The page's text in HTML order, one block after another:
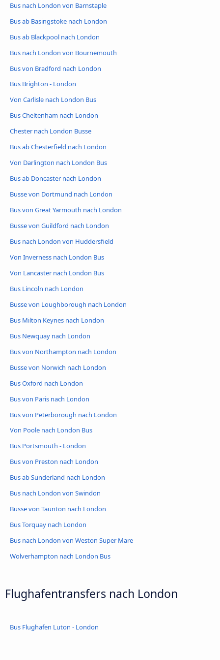
Bus nach London von Barnstaple
Bus ab Basingstoke nach London
Bus ab Blackpool nach London
Bus nach London von Bournemouth
Bus von Bradford nach London
Bus Brighton - London
Von Carlisle nach London Bus
Bus Cheltenham nach London
Chester nach London Busse
Bus ab Chesterfield nach London
Von Darlington nach London Bus
Bus ab Doncaster nach London
Busse von Dortmund nach London
Bus von Great Yarmouth nach London
Busse von Guildford nach London
Bus nach London von Huddersfield
Von Inverness nach London Bus
Von Lancaster nach London Bus
Bus Lincoln nach London
Busse von Loughborough nach London
Bus Milton Keynes nach London
Bus Newquay nach London
Bus von Northampton nach London
Busse von Norwich nach London
Bus Oxford nach London
Bus von Paris nach London
Bus von Peterborough nach London
Von Poole nach London Bus
Bus Portsmouth - London
Bus von Preston nach London
Bus ab Sunderland nach London
Bus nach London von Swindon
Busse von Taunton nach London
Bus Torquay nach London
Bus nach London von Weston Super Mare
Wolverhampton nach London Bus
Flughafentransfers nach London
Bus Flughafen Luton - London